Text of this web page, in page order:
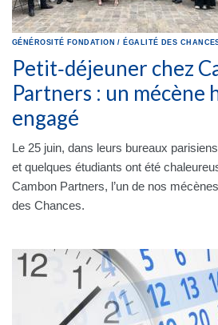
GÉNÉROSITÉ FONDATION / ÉGALITÉ DES
Petit‑déjeuner chez
Partners : un mécène
engagé
Le 25 juin, dans leurs bureaux
et quelques étudiants ont été
Cambon Partners, l’un de nos
des Chances.